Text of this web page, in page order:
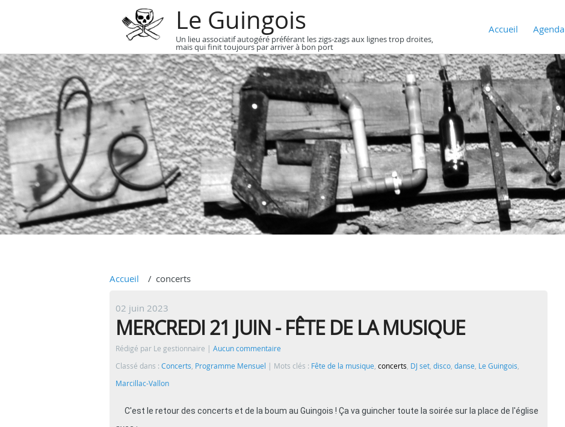
Le Guingois
Un lieu associatif autogéré préférant les zigs-zags aux lignes trop droites,
mais qui finit toujours par arriver à bon port
Accueil Agenda
Accueil concerts
02 juin 2023
MERCREDI 21 JUIN - FÊTE DE LA MUSIQUE
Rédigé par Le gestionnaire
Aucun commentaire
Classé dans : Concerts, Programme Mensuel Mots clés : Fête de la musique, concerts, DJ set, disco, danse, Le Guingois,
Marcillac-Vallon
C'est le retour des concerts et de la boum au Guingois ! Ça va guincher toute la soirée sur la place de l'église